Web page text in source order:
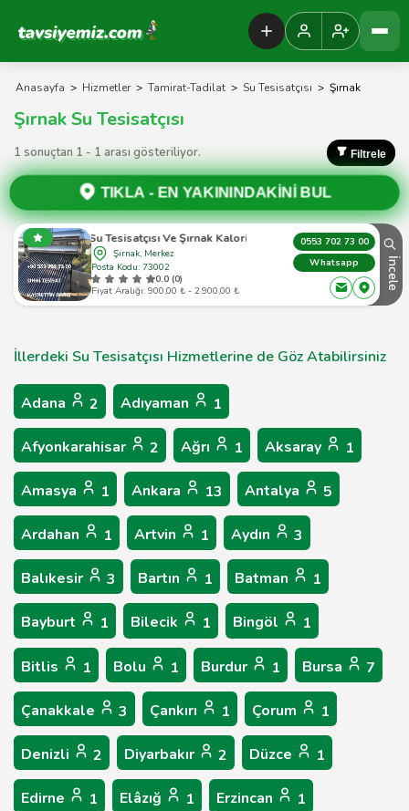
Tavsiyemiz Anasayfa
Anasayfa > Hizmetler > Tamirat-Tadilat > Su Tesisatçısı > Şırnak
Şırnak Su Tesisatçısı
1 sonuçtan 1 - 1 arası gösteriliyor. Filtrele
TIKLA -EN YAKININDAKİNİ BUL
Şırnak Su Tesisatçısı Ve Şırnak Kalorifer Tesisatçısı
Şırnak, Merkez
Posta Kodu: 73002
0.0 (0)
Fiyat Aralığı: 900,00 ₺ - 2.900,00 ₺
0553 702 73 00
Whatsapp
İncele
İllerdeki Su Tesisatçısı Hizmetlerine de Göz Atabilirsiniz
Adana 2 Adıyaman 1
Afyonkarahisar 2 Ağrı 1 Aksaray 1
Amasya 1 Ankara 13 Antalya 5
Ardahan 1 Artvin 1 Aydın 3
Balıkesir 3 Bartın 1 Batman 1
Bayburt 1 Bilecik 1 Bingöl 1
Bitlis 1 Bolu 1 Burdur 1 Bursa 7
Çanakkale 3 Çankırı 1 Çorum 1
Denizli 2 Diyarbakır 2 Düzce 1
Edirne 1 Elâzığ 1 Erzincan 1